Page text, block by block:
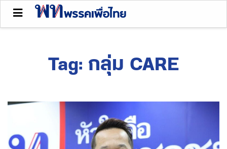
Tag: กลุ่ม CARE